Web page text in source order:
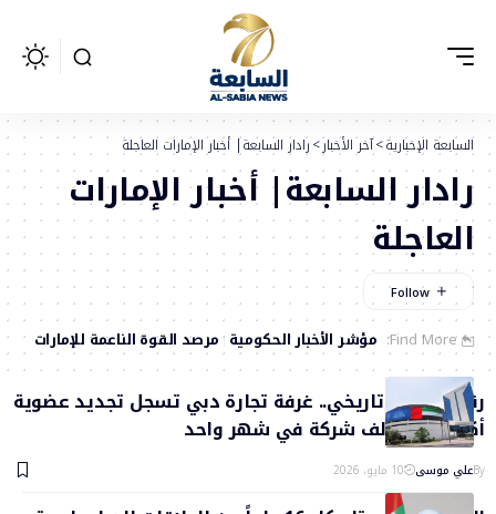
السابعة الإخبارية>آخر الأخبار>رادار السابعة| أخبار الإمارات العاجلة
رادار السابعة| أخبار الإمارات
العاجلة
Find More: مؤشر الأخبار الحكومية مرصد القوة الناعمة للإمارات
رقم قياسي تاريخي.. غرفة تجارة دبي تسجل تجديد عضوية
أكثر من 30 ألف شركة في شهر واحد
Byعلي موسى 10 مايو، 2026